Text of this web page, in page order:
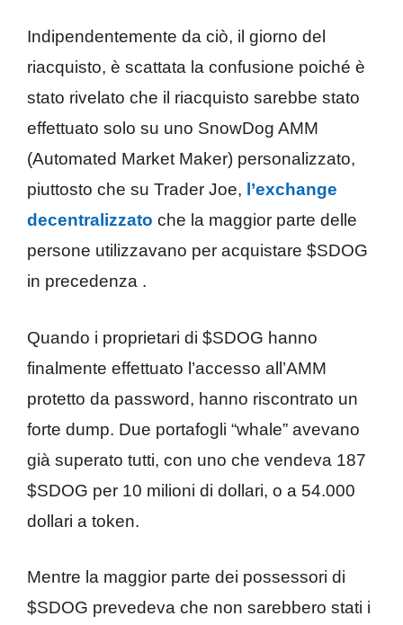
Indipendentemente da ciò, il giorno del
riacquisto, è scattata la confusione poiché è
stato rivelato che il riacquisto sarebbe stato
effettuato solo su uno SnowDog AMM
(Automated Market Maker) personalizzato,
piuttosto che su Trader Joe, l’exchange
decentralizzato che la maggior parte delle
persone utilizzavano per acquistare $SDOG
in precedenza .
Quando i proprietari di $SDOG hanno
finalmente effettuato l’accesso all’AMM
protetto da password, hanno riscontrato un
forte dump. Due portafogli “whale” avevano
già superato tutti, con uno che vendeva 187
$SDOG per 10 milioni di dollari, o a 54.000
dollari a token.
Mentre la maggior parte dei possessori di
$SDOG prevedeva che non sarebbero stati i